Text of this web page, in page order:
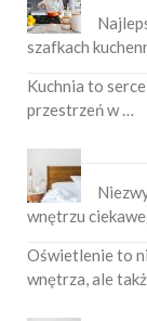
szafkach
Kuchnia to
przestrzeń w …
wnętrzu
Oświetlenie to
wnętrza, ale